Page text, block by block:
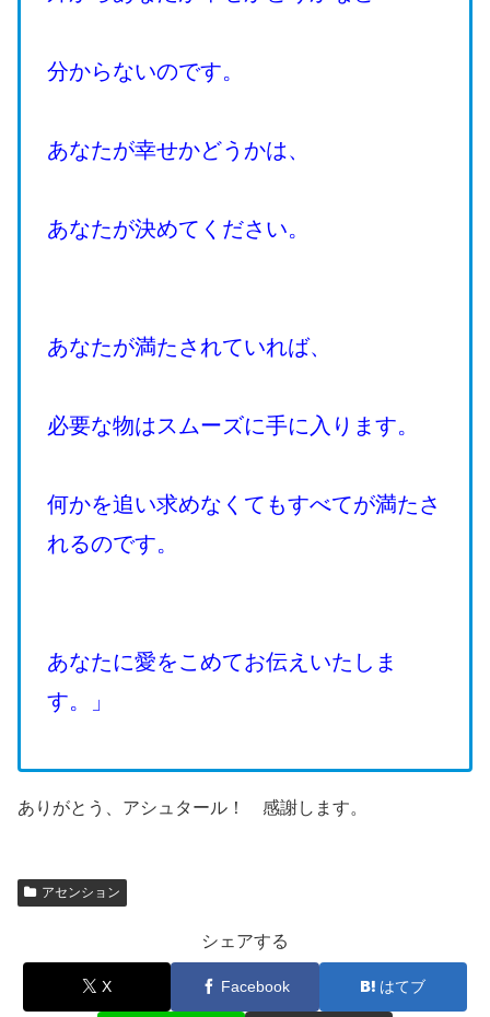
分からないのです。
あなたが幸せかどうかは、
あなたが決めてください。
あなたが満たされていれば、
必要な物はスムーズに手に入ります。
何かを追い求めなくてもすべてが満たさ
れるのです。
あなたに愛をこめてお伝えいたしま
す。」
ありがとう、アシュタール！ 感謝します。
アセンション
シェアする
X Facebook はてブ